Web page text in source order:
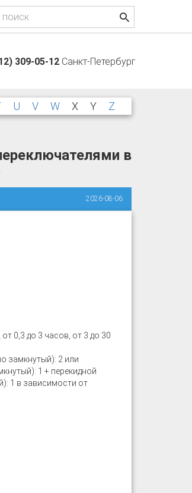
309-05-12 Санкт-Петербург
U VW X Y Z
в
2026-08-06
0,3 до 3 часов, от 3 до 30
замкнутый): 2 или
1 + перекидной
1 в зависимости от